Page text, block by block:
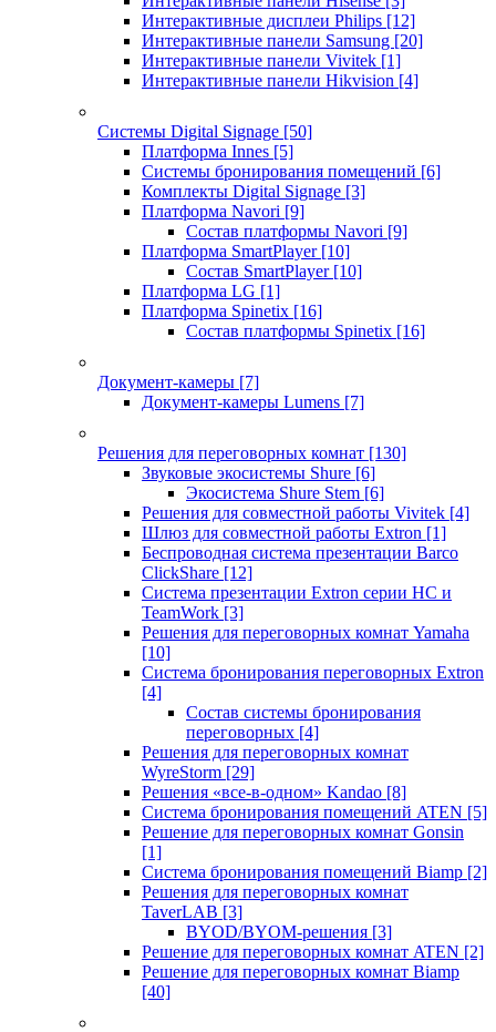
Интерактивные дисплеи Philips [12]
Интерактивные панели Samsung [20]
Интерактивные панели Vivitek [1]
Интерактивные панели Hikvision [4]
Системы Digital Signage [50]
Платформа Innes [5]
Системы бронирования помещений [6]
Комплекты Digital Signage [3]
Платформа Navori [9]
Состав платформы Navori [9]
Платформа SmartPlayer [10]
Состав SmartPlayer [10]
Платформа LG [1]
Платформа Spinetix [16]
Состав платформы Spinetix [16]
Документ-камеры [7]
Документ-камеры Lumens [7]
Решения для переговорных комнат [130]
Звуковые экосистемы Shure [6]
Экосистема Shure Stem [6]
Решения для совместной работы Vivitek [4]
Шлюз для совместной работы Extron [1]
Беспроводная система презентации Barco
ClickShare [12]
Система презентации Extron серии HC и
TeamWork [3]
Решения для переговорных комнат Yamaha
[10]
Система бронирования переговорных Extron
[4]
Состав системы бронирования
переговорных [4]
Решения для переговорных комнат
WyreStorm [29]
Решения «все-в-одном» Kandao [8]
Система бронирования помещений ATEN [5]
Решение для переговорных комнат Gonsin
[1]
Система бронирования помещений Biamp [2]
Решения для переговорных комнат
TaverLAB [3]
BYOD/BYOM-решения [3]
Решение для переговорных комнат ATEN [2]
Решение для переговорных комнат Biamp
[40]